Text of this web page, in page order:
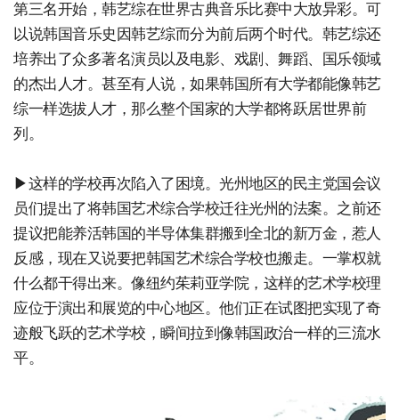
第三名开始，韩艺综在世界古典音乐比赛中大放异彩。可
以说韩国音乐史因韩艺综而分为前后两个时代。韩艺综还
培养出了众多著名演员以及电影、戏剧、舞蹈、国乐领域
的杰出人才。甚至有人说，如果韩国所有大学都能像韩艺
综一样选拔人才，那么整个国家的大学都将跃居世界前
列。
▶这样的学校再次陷入了困境。光州地区的民主党国会议
员们提出了将韩国艺术综合学校迁往光州的法案。之前还
提议把能养活韩国的半导体集群搬到全北的新万金，惹人
反感，现在又说要把韩国艺术综合学校也搬走。一掌权就
什么都干得出来。像纽约茱莉亚学院，这样的艺术学校理
应位于演出和展览的中心地区。他们正在试图把实现了奇
迹般飞跃的艺术学校，瞬间拉到像韩国政治一样的三流水
平。